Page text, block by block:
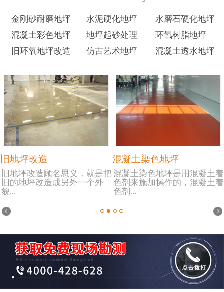
金刚砂耐磨地坪 水泥硬化地坪
水磨石硬化地坪
混凝土彩色地坪
地坪起砂处理
环氧树脂地坪
旧环氧地坪改造
仿古艺术地坪 混凝土透水地坪
旧地坪改造
旧地坪改造顾名思义，就是把
旧的地坪改造成另外一个外
貌...
混凝土染色地坪
混凝土染色地坪是用混凝土着
色剂来施加操作的，混凝土着
色剂...